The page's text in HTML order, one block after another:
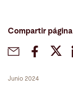
Compartir página
Junio 2024